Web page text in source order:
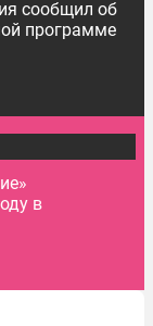
сообщил об
программе
в